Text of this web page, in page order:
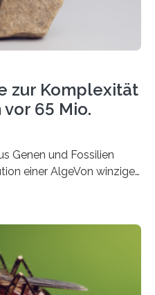
zur Komplexität
65 Mio.
Genen und Fossilien
einer AlgeVon winzigen
von Millionen Jahren
eine Gruppe heraus,
die